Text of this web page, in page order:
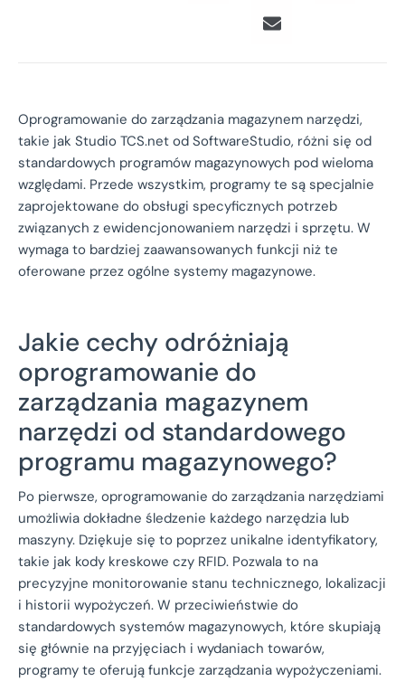
Oprogramowanie do zarządzania magazynem narzędzi,
takie jak Studio TCS.net od SoftwareStudio, różni się od
standardowych programów magazynowych pod wieloma
względami. Przede wszystkim, programy te są specjalnie
zaprojektowane do obsługi specyficznych potrzeb
związanych z ewidencjonowaniem narzędzi i sprzętu. W
wymaga to bardziej zaawansowanych funkcji niż te
oferowane przez ogólne systemy magazynowe.
Jakie cechy odróżniają
oprogramowanie do
zarządzania magazynem
narzędzi od standardowego
programu magazynowego?
Po pierwsze, oprogramowanie do zarządzania narzędziami
umożliwia dokładne śledzenie każdego narzędzia lub
maszyny. Dziękuje się to poprzez unikalne identyfikatory,
takie jak kody kreskowe czy RFID. Pozwala to na
precyzyjne monitorowanie stanu technicznego, lokalizacji
i historii wypożyczeń. W przeciwieństwie do
standardowych systemów magazynowych, które skupiają
się głównie na przyjęciach i wydaniach towarów,
programy te oferują funkcje zarządzania wypożyczeniami.